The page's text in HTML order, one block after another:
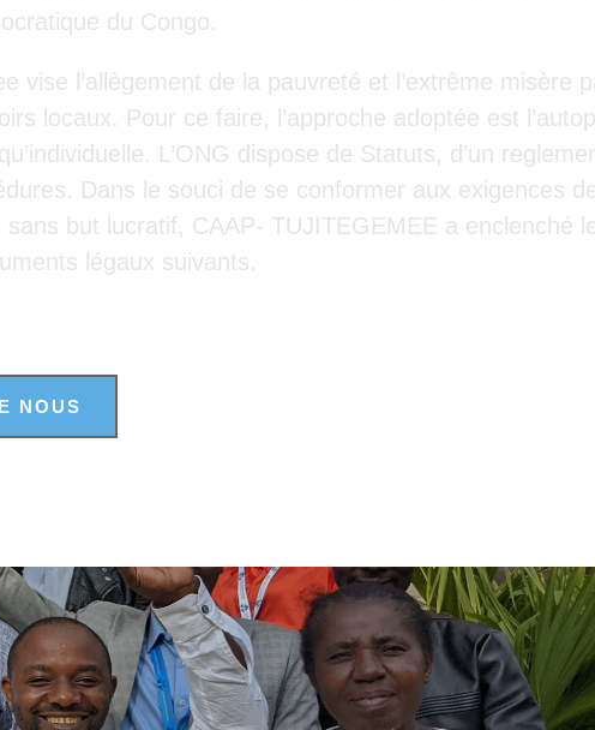
du Congo.
vise l’allègement de la pauvreté et l’extrême misère
locaux. Pour ce faire, l’approche adoptée est
L’ONG dispose de Statuts, d’un
Dans le souci de se conformer aux exigences
sans but lucratif, CAAP- TUJITEGEMEE a enclenché
légaux suivants.
NOUS